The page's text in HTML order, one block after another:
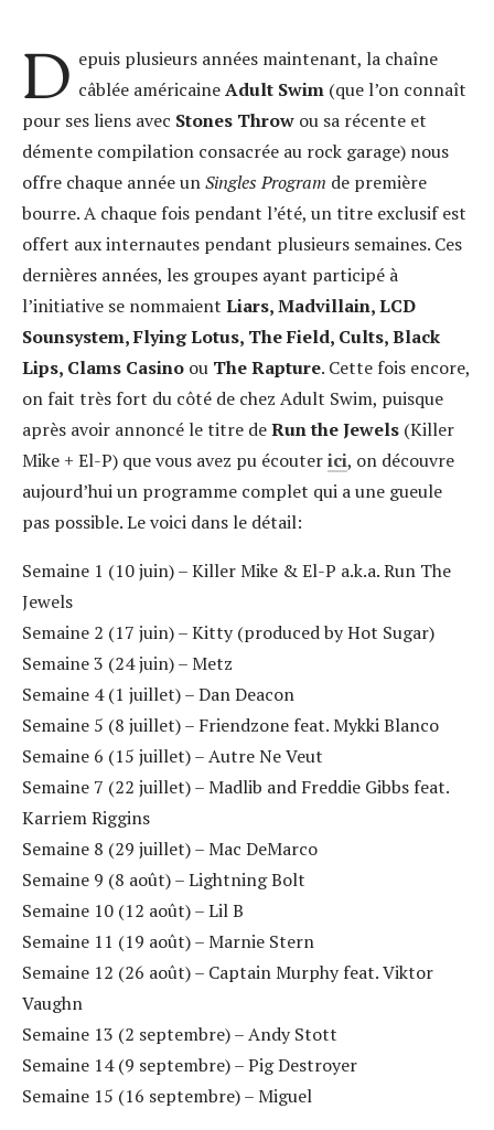
D epuis plusieurs années maintenant, la chaîne
câblée américaineAdult Swim(que l’on connaît
pour ses liens avec Stones Throw ou sa récente et
démente compilation consacrée au rock garage) nous
offre chaque année unSingles Program de première
bourre. A chaque fois pendant l’été, un titre exclusif est
offert aux internautes pendant plusieurs semaines. Ces
dernières années, les groupes ayant participé à
l’initiative se nommaient Liars, Madvillain, LCD
Sounsystem, Flying Lotus, The Field, Cults, Black
Lips, Clams Casino ou The Rapture. Cette fois encore,
on fait très fort du côté de chez Adult Swim, puisque
après avoir annoncé le titre deRun the Jewels (Killer
Mike + El-P) que vous avez pu écouterici, on découvre
aujourd’hui un programme complet qui a une gueule
pas possible. Le voici dans le détail:
Semaine 1 (10 juin) – Killer Mike & El-P a.k.a. Run The
Jewels
Semaine 2 (17 juin) – Kitty (produced by Hot Sugar)
Semaine 3 (24 juin) – Metz
Semaine 4 (1 juillet) – Dan Deacon
Semaine 5 (8 juillet) – Friendzone feat. Mykki Blanco
Semaine 6 (15 juillet) – Autre Ne Veut
Semaine 7 (22 juillet) – Madlib and Freddie Gibbs feat.
Karriem Riggins
Semaine 8 (29 juillet) – Mac DeMarco
Semaine 9 (8 août) – Lightning Bolt
Semaine 10 (12 août) – Lil B
Semaine 11 (19 août) – Marnie Stern
Semaine 12 (26 août) – Captain Murphy feat. Viktor
Vaughn
Semaine 13 (2 septembre) – Andy Stott
Semaine 14 (9 septembre) – Pig Destroyer
Semaine 15 (16 septembre) – Miguel